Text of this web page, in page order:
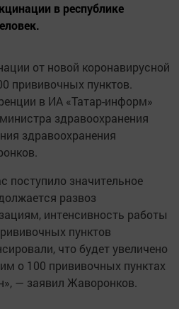
в республике
от новой коронавирусной
прививочных пунктов.
в ИА «Татар-информ»
здравоохранения
здравоохранения
поступило значительное
развоз
интенсивность работы
пунктов
что будет увеличено
о 100 прививочных пунктах
— заявил Жаворонков.